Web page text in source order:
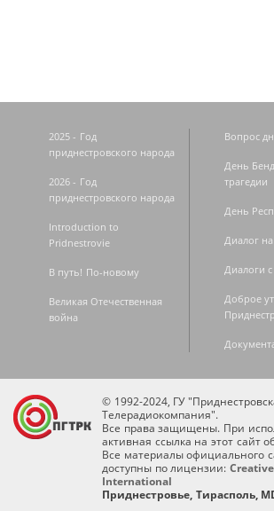
2025 - Год
приднестровского народа
2026 - Год
приднестровского народа
Introduction to
Pridnestrovie
В путь! По-новому
Великая Отечественная
война
Вопрос
День
трагедии
День
Диалог
Диалоги
Доброе
© 1992-2024, ГУ
Телерадиокомпания".
Все права защищены. При
активная ссылка на этот сайт
Все материалы официального
доступны по лицензии:
International
Приднестровье, Тирасполь,